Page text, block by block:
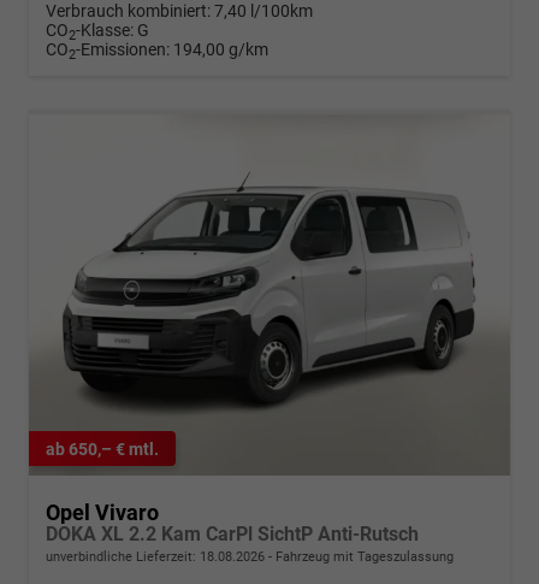
Verbrauch kombiniert:7,40 l/100km
CO2-Klasse: G
CO2-Emissionen: 194,00 g/km
ab 650,– € mtl.
Opel Vivaro
DOKA XL 2.2 Kam CarPl SichtP Anti-Rutsch
unverbindliche Lieferzeit: 18.08.2026 Fahrzeug mit Tageszulassung